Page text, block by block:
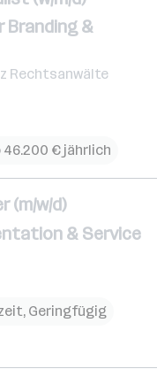
Branding &
Rechtsanwälte
46.200 € jährlich
(m/w/d)
& Service
Geringfügig